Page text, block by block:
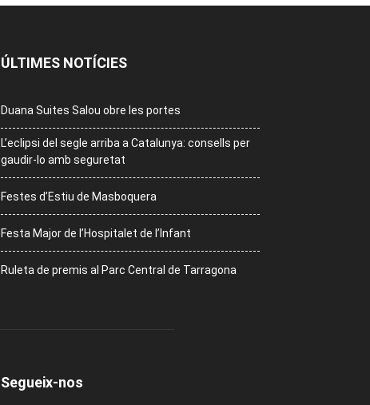
ÚLTIMES NOTÍCIES
Duana Suites Salou obre les portes
L’eclipsi del segle arriba a Catalunya: consells per
gaudir-lo amb seguretat
Festes d’Estiu de Masboquera
Festa Major de l’Hospitalet de l’Infant
Ruleta de premis al Parc Central de Tarragona
Segueix-nos